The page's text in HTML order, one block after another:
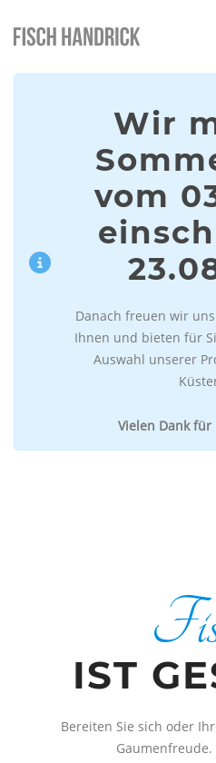
Home
Wir
vom
Danach freuen wir
Ihnen und bieten für
Auswahl unserer
Vielen Dank
IST
Bereiten Sie sich oder